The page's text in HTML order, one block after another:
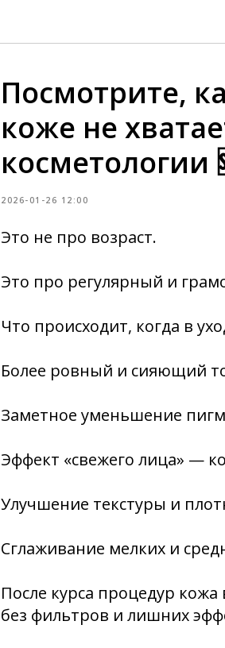
Посмотрите,
коже не
косметологии
2026-01-26 12:00
Это не про возраст.
Это про регулярный и
Что происходит, когда в
Более ровный и сияющий
Заметное уменьшение
Эффект «свежего лица» —
Улучшение текстуры и
Сглаживание мелких и
После курса процедур
без фильтров и лишних